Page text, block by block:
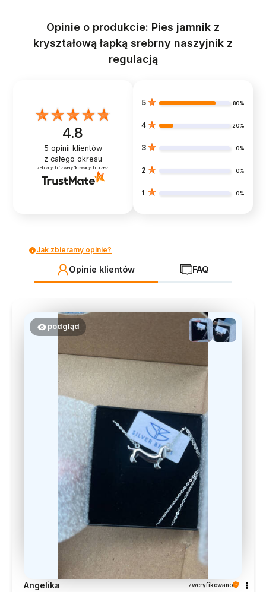
Opinie o produkcie: Pies jamnik z
kryształową łapką srebrny naszyjnik z
regulacją
4.8
5 opinii klientów
z całego okresu
zebranych i zweryfikowanych przez
5 80%
4 20%
3 0%
2 0%
1 0%
Jak zbieramy opinie?
Opinie klientów FAQ
podgląd
Angelika zweryfikowano